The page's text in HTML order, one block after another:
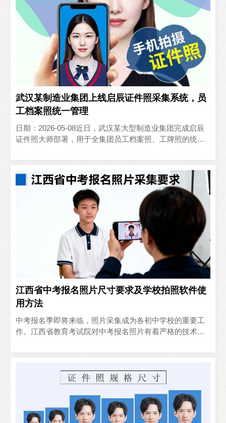
武汉某制造业集团上线启辰证件照采集系统，员
工档案照统一管理
日期：2026-05-08近日，武汉某大型制造业集团完成启辰
证件照大师部署，用于全集团员工档案照、工牌照的统一
江西省中考报名照片尺寸要求及学校拍照软件使
用方法
中考报名季即将来临，照片采集成为各初中学校的重要工
作。江西省教育考试院对中考报名照片有着严格的技术要